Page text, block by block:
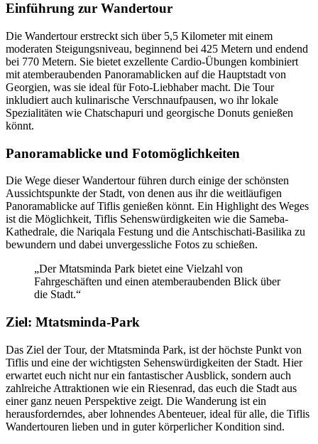
Einführung zur Wandertour
Die Wandertour erstreckt sich über 5,5 Kilometer mit einem
moderaten Steigungsniveau, beginnend bei 425 Metern und endend
bei 770 Metern. Sie bietet exzellente Cardio-Übungen kombiniert
mit atemberaubenden Panoramablicken auf die Hauptstadt von
Georgien, was sie ideal für Foto-Liebhaber macht. Die Tour
inkludiert auch kulinarische Verschnaufpausen, wo ihr lokale
Spezialitäten wie Chatschapuri und georgische Donuts genießen
könnt.
Panoramablicke und Fotomöglichkeiten
Die Wege dieser Wandertour führen durch einige der schönsten
Aussichtspunkte der Stadt, von denen aus ihr die weitläufigen
Panoramablicke auf Tiflis genießen könnt. Ein Highlight des Weges
ist die Möglichkeit, Tiflis Sehenswürdigkeiten wie die Sameba-
Kathedrale, die Nariqala Festung und die Antschischati-Basilika zu
bewundern und dabei unvergessliche Fotos zu schießen.
„Der Mtatsminda Park bietet eine Vielzahl von
Fahrgeschäften und einen atemberaubenden Blick über
die Stadt.“
Ziel: Mtatsminda-Park
Das Ziel der Tour, der Mtatsminda Park, ist der höchste Punkt von
Tiflis und eine der wichtigsten Sehenswürdigkeiten der Stadt. Hier
erwartet euch nicht nur ein fantastischer Ausblick, sondern auch
zahlreiche Attraktionen wie ein Riesenrad, das euch die Stadt aus
einer ganz neuen Perspektive zeigt. Die Wanderung ist ein
herausforderndes, aber lohnendes Abenteuer, ideal für alle, die Tiflis
Wandertouren lieben und in guter körperlicher Kondition sind.